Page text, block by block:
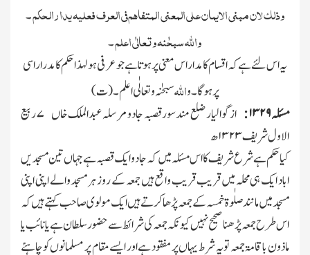
وذلك لان مبنی الایمان علی المعنی المتفاھم فی العرف فعلیہ یدارالحکم۔
واﷲ سبحٰنہ وتعالٰی اعلم۔
یہ اس لئے ہے کہ اقسام کا مدار اس معنی پر ہوتا ہے جو عرفی ہولہذا حکم کا مدرار اسی
پر ہوگا ۔ واﷲسبحٰنہ وتعالٰی اعلم ۔ (ت)
مسئلہ۱۳۲۹ : از گوالیار ضلع مندسور قصبہ جادو مرسلہ عبدالملك خاں ۷ربیع
الاول شریف۱۳۲۳ھ
کیا حکم ہے شرع شریف کا اس مسئلہ میں کہ جادو ایك قصبہ ہے جہاں تین مسجدیں
اباد ایك ہی محلہ میں قریب قریب واقع ہیں جمعہ کے روز ہر مسجد والے اپنی اپنی
مسجد میں مانند صلٰوۃ خمسہ کے جمعہ پڑھا کر تے ہیں ایك مولوی صاحب کہتے ہیں کہ
اس طرح جمعہ پڑھنا صحیح نہیں کیونکہ جمعہ کی شرائط سے حضور سلطان ہے یا نائب یا
ماذون باقامۃ جمعہ تو یہ شرط یہاں پر مفقود ہے اور ایسے مقام پر مسلمانوں کو چاہئے